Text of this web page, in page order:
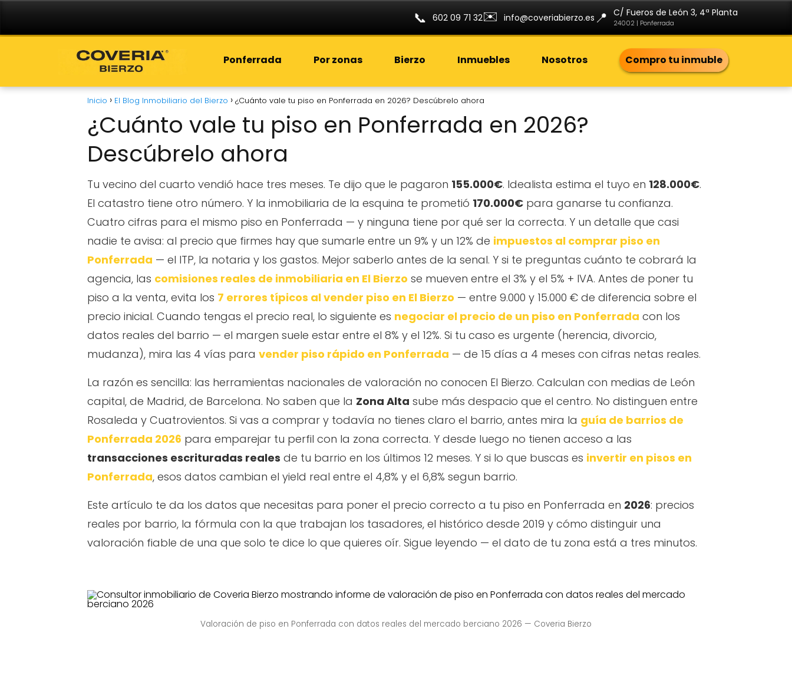
📞 602 09 71 32✉️ info@coveriabierzo.es 📍 C/ Fueros de León 3, 4ª Planta
24002 | Ponferrada
Ponferrada Por zonas Bierzo Inmuebles Nosotros Compro tu inmuble
Inicio El Blog Inmobiliario del Bierzo ¿Cuánto vale tu piso en Ponferrada en 2026? Descúbrelo ahora
¿Cuánto vale tu piso en Ponferrada en 2026?
Descúbrelo ahora
Tu vecino del cuarto vendió hace tres meses. Te dijo que le pagaron 155.000€. Idealista estima el tuyo en 128.000€.
El catastro tiene otro número. Y la inmobiliaria de la esquina te prometió 170.000€ para ganarse tu confianza.
Cuatro cifras para el mismo piso en Ponferrada — y ninguna tiene por qué ser la correcta. Y un detalle que casi
nadie te avisa: al precio que firmes hay que sumarle entre un 9% y un 12% de impuestos al comprar piso en
Ponferrada — el ITP, la notaria y los gastos. Mejor saberlo antes de la senal. Y si te preguntas cuánto te cobrará la
agencia, las comisiones reales de inmobiliaria en El Bierzo se mueven entre el 3% y el 5% + IVA. Antes de poner tu
piso a la venta, evita los 7 errores típicos al vender piso en El Bierzo — entre 9.000 y 15.000 € de diferencia sobre el
precio inicial. Cuando tengas el precio real, lo siguiente es negociar el precio de un piso en Ponferrada con los
datos reales del barrio — el margen suele estar entre el 8% y el 12%. Si tu caso es urgente (herencia, divorcio,
mudanza), mira las 4 vías para vender piso rápido en Ponferrada — de 15 días a 4 meses con cifras netas reales.
La razón es sencilla: las herramientas nacionales de valoración no conocen El Bierzo. Calculan con medias de León
capital, de Madrid, de Barcelona. No saben que la Zona Alta sube más despacio que el centro. No distinguen entre
Rosaleda y Cuatrovientos. Si vas a comprar y todavía no tienes claro el barrio, antes mira la guía de barrios de
Ponferrada 2026 para emparejar tu perfil con la zona correcta. Y desde luego no tienen acceso a las
transacciones escrituradas reales de tu barrio en los últimos 12 meses. Y si lo que buscas es invertir en pisos en
Ponferrada, esos datos cambian el yield real entre el 4,8% y el 6,8% segun barrio.
Este artículo te da los datos que necesitas para poner el precio correcto a tu piso en Ponferrada en 2026: precios
reales por barrio, la fórmula con la que trabajan los tasadores, el histórico desde 2019 y cómo distinguir una
valoración fiable de una que solo te dice lo que quieres oír. Sigue leyendo — el dato de tu zona está a tres minutos.
Valoración de piso en Ponferrada con datos reales del mercado berciano 2026 — Coveria Bierzo